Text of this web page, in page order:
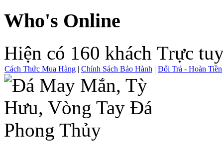
Who's Online
Hiện có 160 khách Trực
Cách Thức Mua Hàng | Chính Sách Bảo Hành | Đổi Trả - Hoàn Tiền